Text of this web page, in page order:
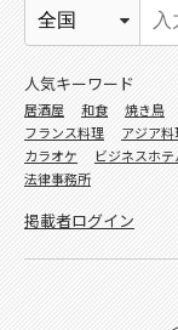
人気キーワード
居酒屋 和食 焼き鳥
フランス料理
アジア料
カラオケ
ビジネスホテ
法律事務所
掲載者ログイン